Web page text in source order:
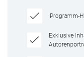
Programm-
Exklusive